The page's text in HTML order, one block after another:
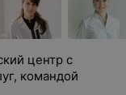
центр с
командой